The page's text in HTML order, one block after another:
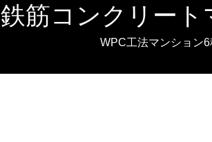
鉄筋コンクリート
WPC工法マンション6